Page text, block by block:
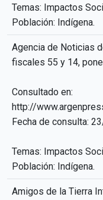
Temas: Impactos
Población: Indígena.
Agencia de Noticias
fiscales 55 y 14,
Consultado en:
http://
Fecha de consulta:
Temas: Impactos
Población: Indígena.
Amigos de la Tierra